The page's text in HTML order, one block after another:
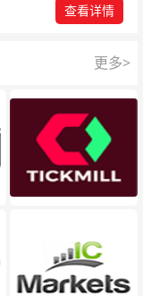
查看详情
更多>